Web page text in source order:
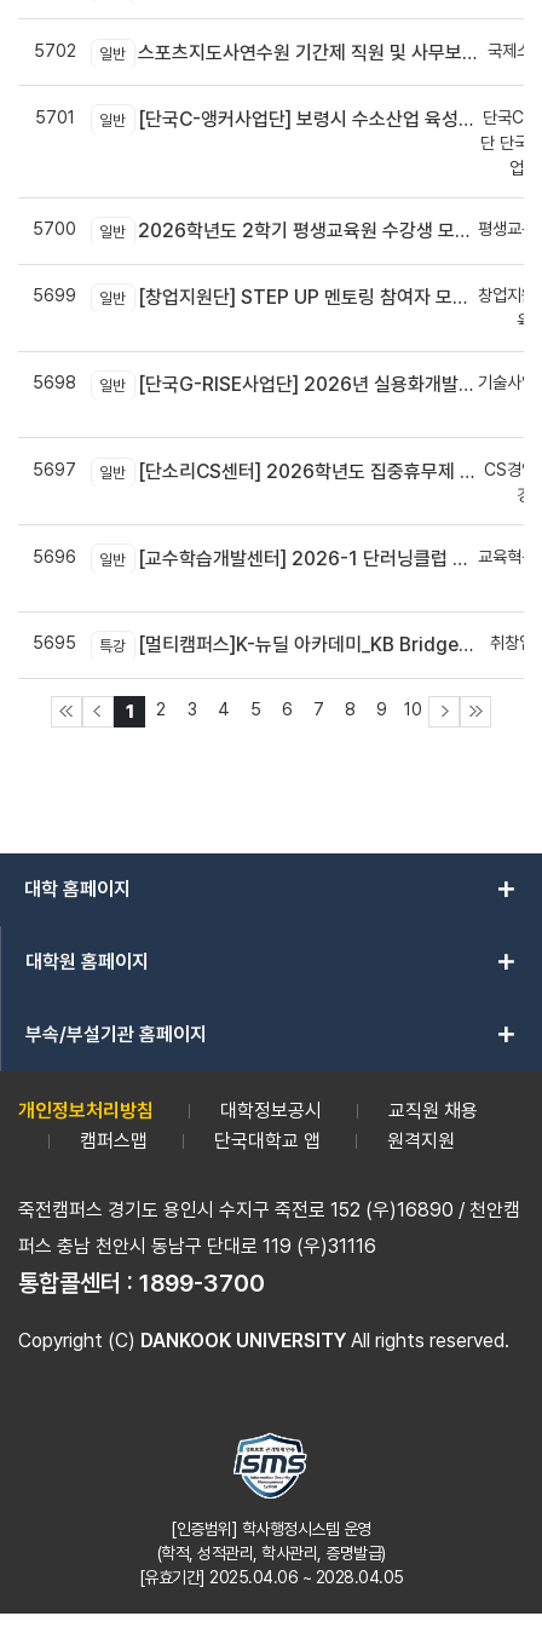
5702 일반 스포츠지도사연수원 기간제 직원 및 사무보조원 채용 공고 국제스
5701 일반 [단국C-앵커사업단] 보령시 수소산업 육성을 위한 기업 지원사업 모집공고
단국C-
단 단국
업
5700 일반 2026학년도 2학기 평생교육원 수강생 모집안내 평생교육
5699 일반 [창업지원단] STEP UP 멘토링 참여자 모집(~7월 29일)
창업지원
육
5698 일반 [단국G-RISE사업단] 2026년 실용화개발 지원(Grant) 과제 공고_~8/14(금)까지
기술사업
5697 일반 [단소리CS센터] 2026학년도 집중휴무제 안내 (EMS 및 이메일 발송 접수기한 : 7/24(금) 오후 12시까지)
CS경영
경
5696 일반 [교수학습개발센터] 2026-1 단러닝클럽 Best Practice 공모전 결과 안내
교육혁신
5695 특강 [멀티캠퍼스]K-뉴딜 아카데미_KB Bridge 과정 취창업
1 2 3 4 5 6 7 8 9 10
대학 홈페이지 add
대학원 홈페이지 add
부속/부설기관 홈페이지 add
개인정보처리방침 대학정보공시
교직원 채용
캠퍼스맵
단국대학교 앱 원격지원
죽전캠퍼스 경기도 용인시 수지구 죽전로 152 (우)16890 / 천안캠
퍼스 충남 천안시 동남구 단대로 119 (우)31116
통합콜센터 : 1899-3700
Copyright (C) DANKOOK UNIVERSITY All rights reserved.
[인증범위] 학사행정시스템 운영
(학적, 성적관리, 학사관리, 증명발급)
[유효기간] 2025.04.06 ~ 2028.04.05